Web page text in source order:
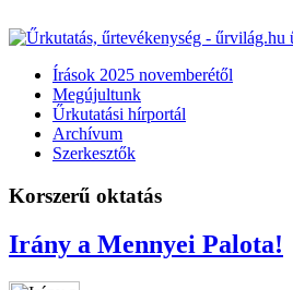
Írások 2025 novemberétől
Megújultunk
Űrkutatási hírportál
Archívum
Szerkesztők
Korszerű oktatás
Irány a Mennyei Palota!